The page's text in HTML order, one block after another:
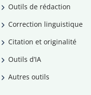
Outils de rédaction
Correction linguistique
Citation et originalité
Outils d’IA
Autres outils